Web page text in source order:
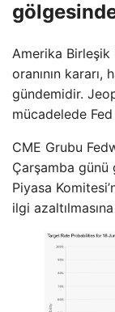
Amerika Birleşik
oranının
gündemidir.
mücadelede Fed
CME Grubu
Çarşamba günü
Piyasa
ilgi